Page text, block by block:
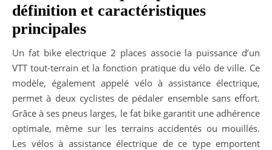
définition et caractéristiques
principales
Un fat bike electrique 2 places associe la puissance d’un
VTT tout-terrain et la fonction pratique du vélo de ville. Ce
modèle, également appelé vélo à assistance électrique,
permet à deux cyclistes de pédaler ensemble sans effort.
Grâce à ses pneus larges, le fat bike garantit une adhérence
optimale, même sur les terrains accidentés ou mouillés.
Les vélos à assistance électrique de ce type emportent